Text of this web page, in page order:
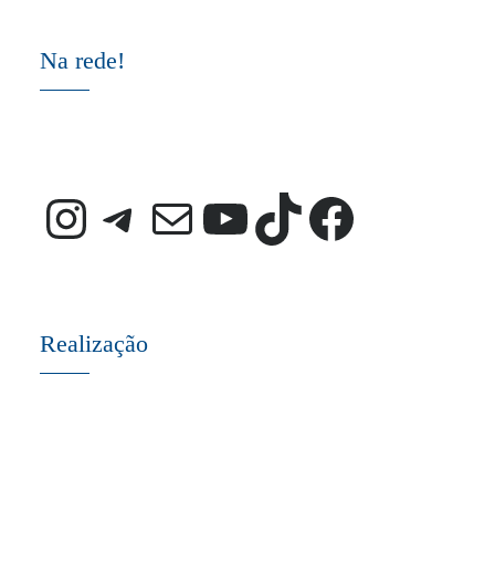
Na rede!
Instagram
Telegram
E-mail
Youtube
TikTok
Realização